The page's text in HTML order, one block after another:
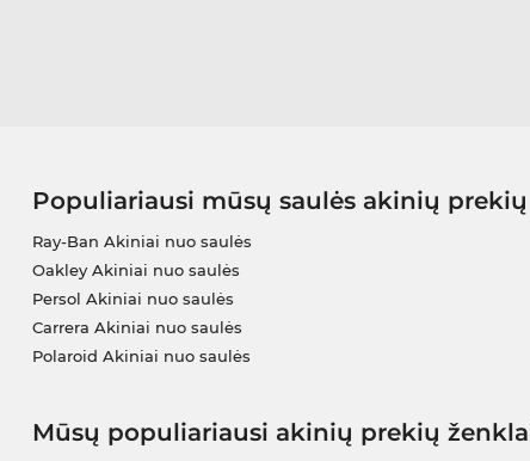
Populiariausi mūsų saulės akinių
Ray-Ban Akiniai nuo saulės
Oakley Akiniai nuo saulės
Persol Akiniai nuo saulės
Carrera Akiniai nuo saulės
Polaroid Akiniai nuo saulės
Mūsų populiariausi akinių prekių